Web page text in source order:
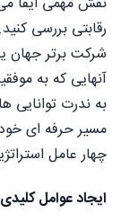
شرکت برتر جهان
آنهایی که به
به ندرت توانایی
مسیر حرفه ای
چهار عامل
ایجاد عوامل